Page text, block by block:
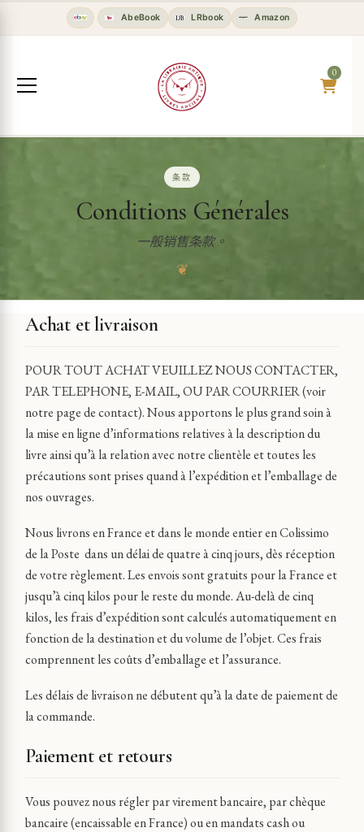
AbeBook LRbook Amazon
0
条款
Conditions Générales
一般销售条款。
❦
Achat et livraison
POUR TOUT ACHAT VEUILLEZ NOUS CONTACTER,
PAR TELEPHONE, E-MAIL, OU PAR COURRIER (voir
notre page de contact). Nous apportons le plus grand soin à
la mise en ligne d’informations relatives à la description du
livre ainsi qu’à la relation avec notre clientèle et toutes les
précautions sont prises quand à l’expédition et l’emballage de
nos ouvrages.
Nous livrons en France et dans le monde entier en Colissimo
de la Poste dans un délai de quatre à cinq jours, dès réception
de votre règlement. Les envois sont gratuits pour la France et
jusqu’à cinq kilos pour le reste du monde. Au-delà de cinq
kilos, les frais d’expédition sont calculés automatiquement en
fonction de la destination et du volume de l’objet. Ces frais
comprennent les coûts d’emballage et l’assurance.
Les délais de livraison ne débutent qu’à la date de paiement de
la commande.
Paiement et retours
Vous pouvez nous régler par virement bancaire, par chèque
bancaire (encaissable en France) ou en mandats cash ou